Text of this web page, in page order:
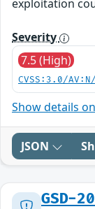
exploitation
Severity
7.5 (High)
CVSS:3.0/
Show details
JSON
GSD-